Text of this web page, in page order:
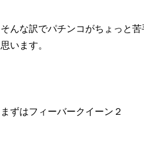
そんな訳でパチンコがちょっと
思います。
まずはフィーバークイーン２